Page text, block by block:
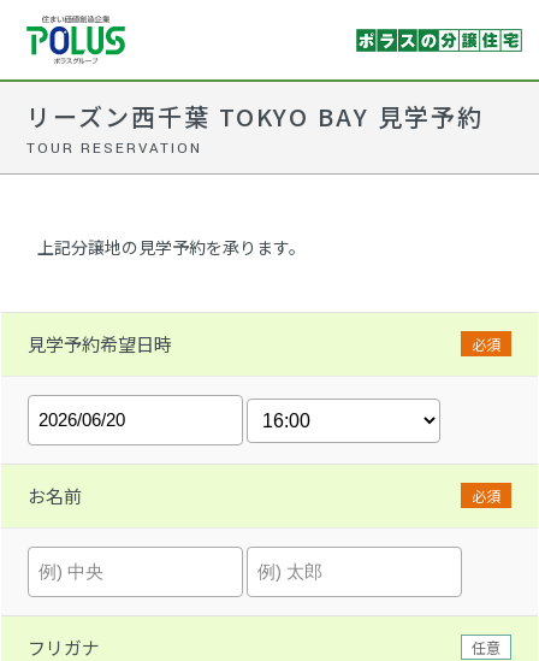
リーズン西千葉 TOKYO BAY 見学予約
TOUR RESERVATION
上記分譲地の見学予約を承ります。
見学予約希望日時 必須
お名前 必須
フリガナ 任意